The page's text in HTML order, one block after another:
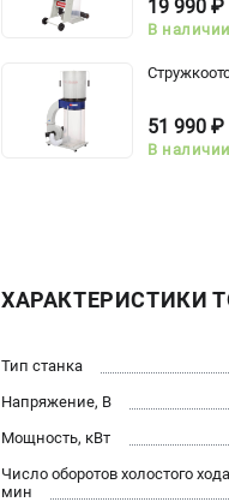
19 990 ₽
В
51 990 ₽
В
ХАРАКТЕРИСТИКИ
Тип станка
Напряжение, В
Мощность, кВт
Число оборотов холостого
мин